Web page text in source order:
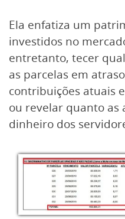
Ela enfatiza um
investidos no
entretanto, tecer
as parcelas em
contribuições atuais
ou revelar quanto as
dinheiro dos